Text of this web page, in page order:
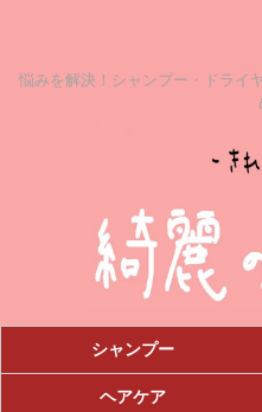
悩みを解決！シャンプー・ドライ
シャンプー
ヘアケア